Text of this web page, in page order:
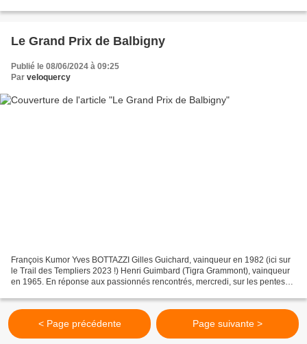
Le Grand Prix de Balbigny
Publié le 08/06/2024 à 09:25
Par veloquercy
François Kumor Yves BOTTAZZI Gilles Guichard, vainqueur en 1982 (ici sur
le Trail des Templiers 2023 !) Henri Guimbard (Tigra Grammont), vainqueur
en 1965. En réponse aux passionnés rencontrés, mercredi, sur les pentes
< Page précédente Page suivante >